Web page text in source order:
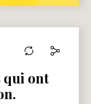
qui ont